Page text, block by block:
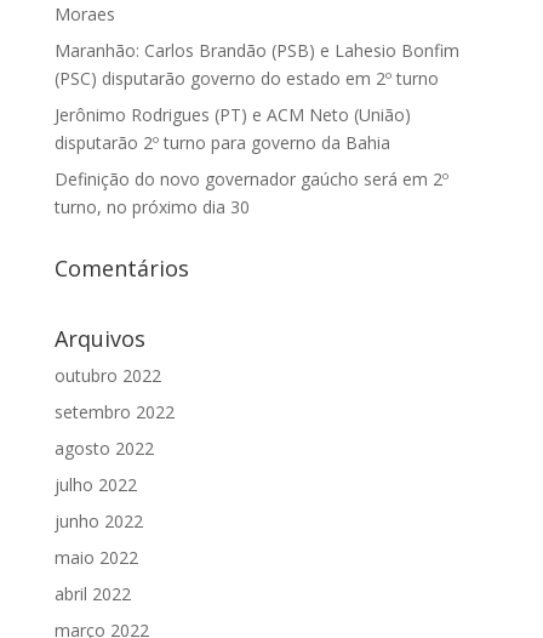
Moraes
Maranhão: Carlos Brandão (PSB) e Lahesio Bonfim
(PSC) disputarão governo do estado em 2º turno
Jerônimo Rodrigues (PT) e ACM Neto (União)
disputarão 2º turno para governo da Bahia
Definição do novo governador gaúcho será em 2º
turno, no próximo dia 30
Comentários
Arquivos
outubro 2022
setembro 2022
agosto 2022
julho 2022
junho 2022
maio 2022
abril 2022
março 2022